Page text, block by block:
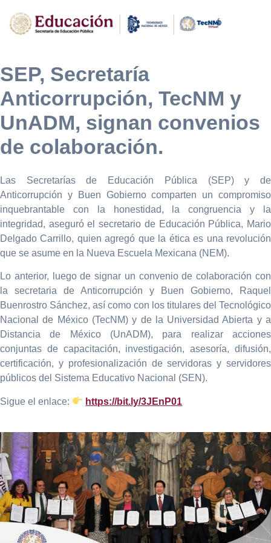
SEP, Secretaría
Anticorrupción, TecNM y
UnADM, signan convenios
de colaboración.
Las Secretarías de Educación Pública (SEP) y de
Anticorrupción y Buen Gobierno comparten un compromiso
inquebrantable con la honestidad, la congruencia y la
integridad, aseguró el secretario de Educación Pública, Mario
Delgado Carrillo, quien agregó que la ética es una revolución
que se asume en la Nueva Escuela Mexicana (NEM).
Lo anterior, luego de signar un convenio de colaboración con
la secretaria de Anticorrupción y Buen Gobierno, Raquel
Buenrostro Sánchez, así como con los titulares del Tecnológico
Nacional de México (TecNM) y de la Universidad Abierta y a
Distancia de México (UnADM), para realizar acciones
conjuntas de capacitación, investigación, asesoría, difusión,
certificación, y profesionalización de servidoras y servidores
públicos del Sistema Educativo Nacional (SEN).
Sigue el enlace: https://bit.ly/3JEnP01